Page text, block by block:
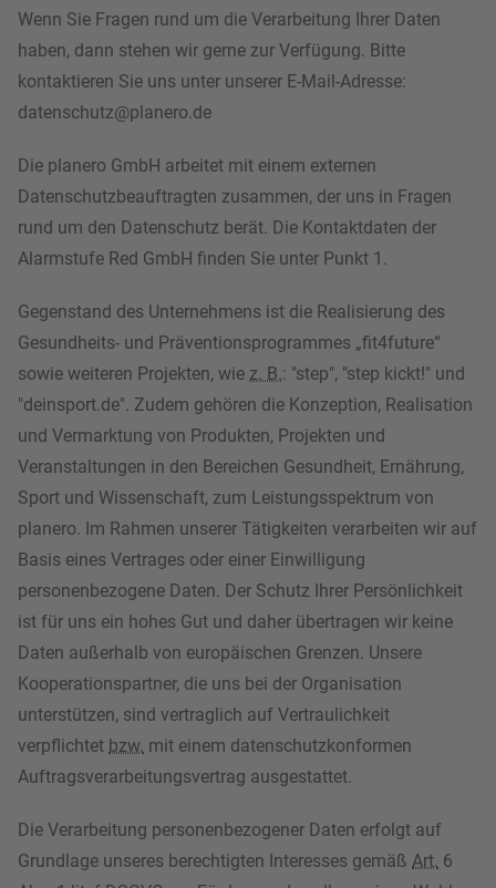
Wenn Sie Fragen rund um die Verarbeitung Ihrer Daten
haben, dann stehen wir gerne zur Verfügung. Bitte
kontaktieren Sie uns unter unserer E-Mail-Adresse:
datenschutz@planero.de
Die planero GmbH arbeitet mit einem externen
Datenschutzbeauftragten zusammen, der uns in Fragen
rund um den Datenschutz berät. Die Kontaktdaten der
Alarmstufe Red GmbH finden Sie unter Punkt 1.
Gegenstand des Unternehmens ist die Realisierung des
Gesundheits- und Präventionsprogrammes „fit4future“
sowie weiteren Projekten, wie z. B.: "step", "step kickt!" und
"deinsport.de". Zudem gehören die Konzeption, Realisation
und Vermarktung von Produkten, Projekten und
Veranstaltungen in den Bereichen Gesundheit, Ernährung,
Sport und Wissenschaft, zum Leistungsspektrum von
planero. Im Rahmen unserer Tätigkeiten verarbeiten wir auf
Basis eines Vertrages oder einer Einwilligung
personenbezogene Daten. Der Schutz Ihrer Persönlichkeit
ist für uns ein hohes Gut und daher übertragen wir keine
Daten außerhalb von europäischen Grenzen. Unsere
Kooperationspartner, die uns bei der Organisation
unterstützen, sind vertraglich auf Vertraulichkeit
verpflichtet bzw. mit einem datenschutzkonformen
Auftragsverarbeitungsvertrag ausgestattet.
Die Verarbeitung personenbezogener Daten erfolgt auf
Grundlage unseres berechtigten Interesses gemäß Art. 6